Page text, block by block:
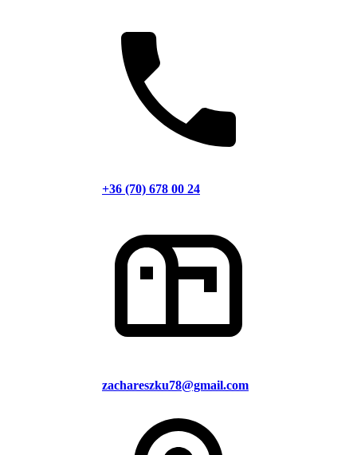
+36 (70) 678 00 24
zachareszku78@gmail.com